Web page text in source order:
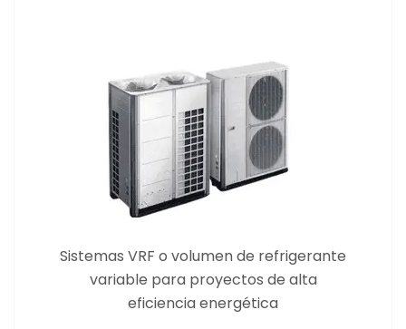
Sistemas VRF o volumen de refrigerante
variable para proyectos de alta
eficiencia energética